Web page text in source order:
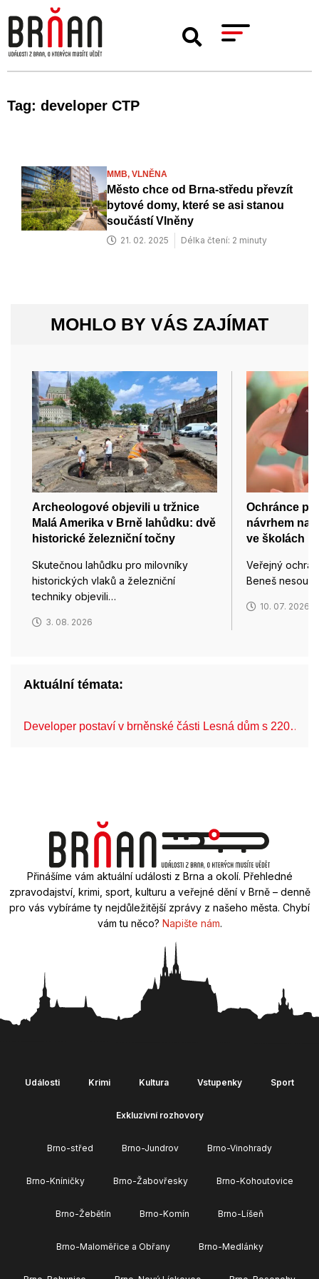
Tag: developer CTP
MMB, VLNĚNA
Město chce od Brna-středu převzít
bytové domy, které se asi stanou
součástí Vlněny
21. 02. 2025 Délka čtení: 2 minuty
MOHLO BY VÁS ZAJÍMAT
Archeologové objevili u tržnice
Malá Amerika v Brně lahůdku: dvě
historické železniční točny
Skutečnou lahůdku pro milovníky
historických vlaků a železniční
techniky objevili…
3. 08. 2026
Ochránce
návrhem na
ve školách
Veřejný
Beneš
10. 07. 2026
Aktuální témata:
Developer postaví v brněnské části Lesná dům s 220…
Přinášíme vám aktuální události z Brna a okolí. Přehledné
zpravodajství, krimi, sport, kulturu a veřejné dění v Brně – denně
pro vás vybíráme ty nejdůležitější zprávy z našeho města. Chybí
vám tu něco? Napište nám.
Události Krimi Kultura Vstupenky Sport
Exkluzivní rozhovory
Brno-střed Brno-Jundrov Brno-Vinohrady
Brno-Kníničky Brno-Žabovřesky Brno-Kohoutovice
Brno-Žebětín Brno-Komín Brno-Líšeň
Brno-Maloměřice a Obřany Brno-Medlánky